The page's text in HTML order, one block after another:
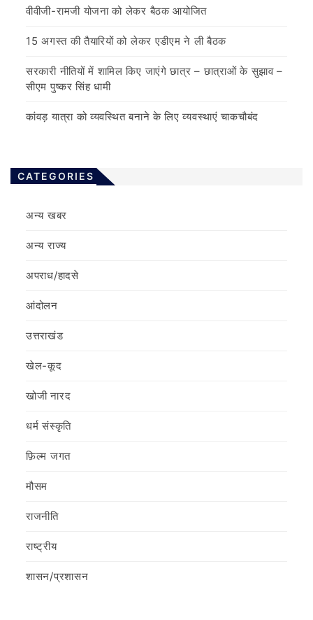
वीवीजी-रामजी योजना को लेकर बैठक आयोजित
15 अगस्त की तैयारियों को लेकर एडीएम ने ली बैठक
सरकारी नीतियों में शामिल किए जाएंगे छात्र – छात्राओं के सुझाव –
सीएम पुष्कर सिंह धामी
कांवड़ यात्रा को व्यवस्थित बनाने के लिए व्यवस्थाएं चाकचौबंद
CATEGORIES
अन्य खबर
अन्य राज्य
अपराध/हादसे
आंदोलन
उत्तराखंड
खेल-कूद
खोजी नारद
धर्म संस्कृति
फ़िल्‍म जगत
मौसम
राजनीति
राष्ट्रीय
शासन/प्रशासन